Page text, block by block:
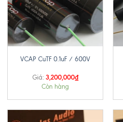
VCAP CuTF 0.1uF / 600V
Giá: 3,200,000₫
Còn hàng